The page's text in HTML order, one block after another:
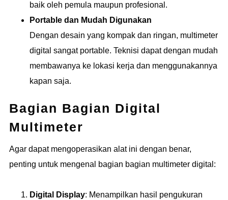
baik oleh pemula maupun profesional.
Portable dan Mudah Digunakan
Dengan desain yang kompak dan ringan, multimeter
digital sangat portable. Teknisi dapat dengan mudah
membawanya ke lokasi kerja dan menggunakannya
kapan saja.
Bagian Bagian Digital
Multimeter
Agar dapat mengoperasikan alat ini dengan benar,
penting untuk mengenal bagian bagian multimeter digital:
Digital Display: Menampilkan hasil pengukuran